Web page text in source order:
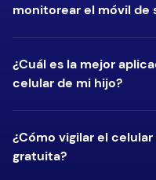
monitorear el móvil de
¿Cuál es la mejor
celular de mi hijo?
¿Cómo vigilar el
gratuita?